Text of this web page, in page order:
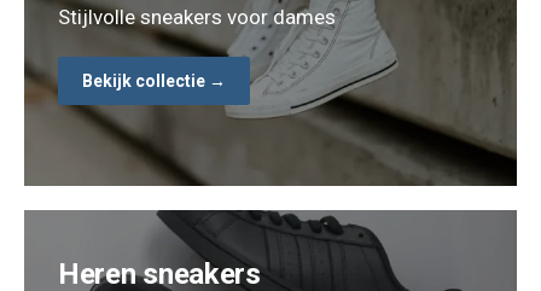
Stijlvolle sneakers voor dames
Bekijk collectie →
Heren sneakers